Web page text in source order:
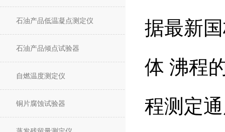
石油产品低温凝点测定仪
石油产品倾点试验器
自燃温度测定仪
铜片腐蚀试验器
据最新
体 沸程
程测定